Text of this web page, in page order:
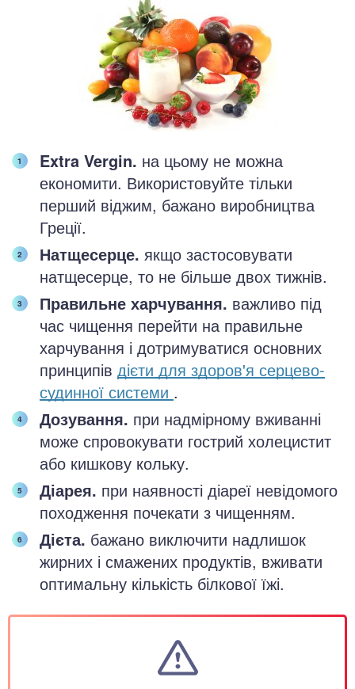
Extra Vergin. на цьому не можна
економити. Використовуйте тільки
перший віджим, бажано виробництва
Греції.
Натщесерце. якщо застосовувати
натщесерце, то не більше двох тижнів.
Правильне харчування. важливо під
час чищення перейти на правильне
харчування і дотримуватися основних
принципів дієти для здоров'я серцево-
судинної системи .
Дозування. при надмірному вживанні
може спровокувати гострий холецистит
або кишкову кольку.
Діарея. при наявності діареї невідомого
походження почекати з чищенням.
Дієта. бажано виключити надлишок
жирних і смажених продуктів, вживати
оптимальну кількість білкової їжі.